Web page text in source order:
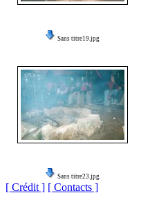
Sans titre19.jpg
Sans titre23.jpg
[ Crédit ] [ Contacts ]